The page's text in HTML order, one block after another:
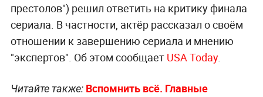
престолов") решил ответить на критику финала
сериала. В частности, актёр рассказал о своём
отношении к завершению сериала и мнению
"экспертов". Об этом сообщает USA Today.
Читайте также: Вспомнить всё. Главные